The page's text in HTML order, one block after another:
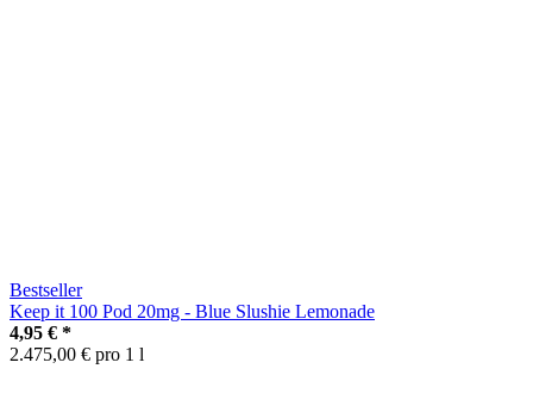
Bestseller
Keep it 100 Pod 20mg - Blue Slushie Lemonade
4,95 € *
2.475,00 € pro 1 l